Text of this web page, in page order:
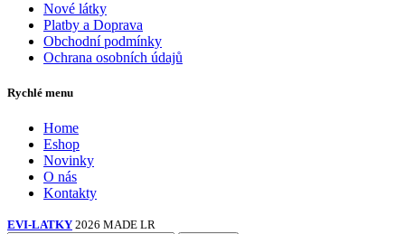
Nové látky
Platby a Doprava
Obchodní podmínky
Ochrana osobních údajů
Rychlé menu
Home
Eshop
Novinky
O nás
Kontakty
EVI-LATKY 2026 MADE LR